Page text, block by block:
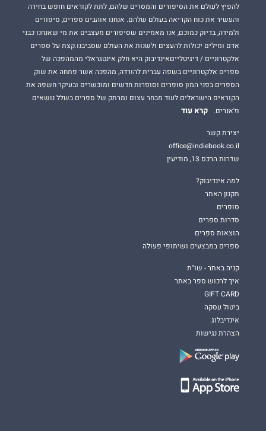
להפיץ לעולם את הסיפורים והמסרים שלהם, לתת לקוראים חופש בחירה
והעשיר את כוח הקריאה בעולם שלהם. אנחנו אוהבים ספרים, סיפורים
ולמידה, בדיוק כמוכם, אנו מאמינים שסיפורים מעצבים את מי שאנחנו כבני
אדם ומילים יכולות להעצים ולשנות את העולם שסביבנו.קצת על ספרים
אלקטרוניים / דיגיטלייםאינדיבוק היא חלק אינטגראלי מהמהפכה של
ספרים אלקטרוניים בשפה עברית להורדה, מהפכה אשר פתחה את שוק
הספרים בפני המון סופרים וסופרות חדשים ומוכשרים ובעיקר חשפה את
הקוראים הישראלים לעוד מבחר עצום ומרתק של ספרים בשלל נושאים
וז'אנרים.
קרא עוד
יצירת קשר
office@indiebook.co.il
שדרות הרכס 13, מודיעין
למה אינדיבוק?
תקנון האתר
סופרים
סדרות ספרים
הוצאות ספרים
ספרים במבצעים ושיתופי פעולה
קניה באתר - שו"ת
איך לרכוש ספר באתר
GIFT CARD
ביטול עסקה
אינדיבלוג
הצהרת נגישות